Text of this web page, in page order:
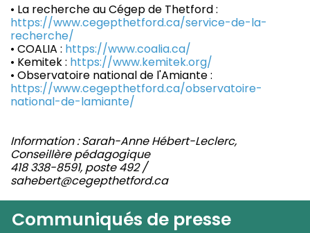
• La recherche au Cégep de Thetford :
https://www.cegepthetford.ca/service-de-la-
recherche/
• COALIA : https://www.coalia.ca/
• Kemitek : https://www.kemitek.org/
• Observatoire national de l'Amiante :
https://www.cegepthetford.ca/observatoire-
national-de-lamiante/
Information : Sarah-Anne Hébert-Leclerc,
Conseillère pédagogique
418 338-8591, poste 492 /
sahebert@cegepthetford.ca
Communiqués de presse